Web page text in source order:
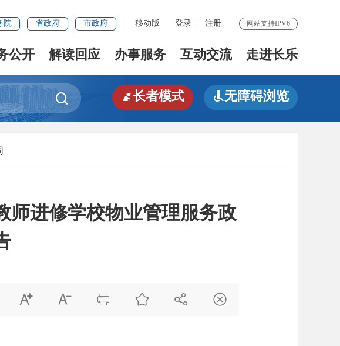
院 省政府 市政府 移动版 登录 注册 网站支持IPV6
公开 解读回应 办事服务 互动交流 走进长乐
 长者模式 无障碍浏览
师进修学校物业管理服务政
     